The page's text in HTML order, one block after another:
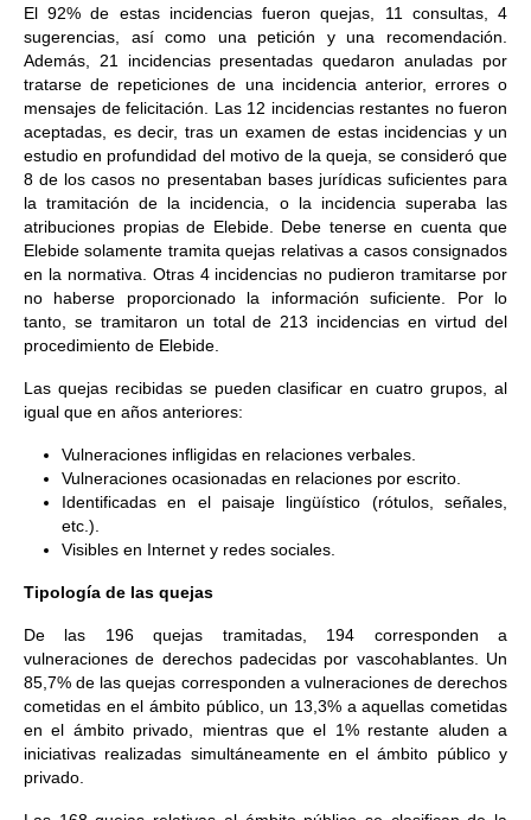
El 92% de estas incidencias fueron quejas, 11 consultas, 4
sugerencias, así como una petición y una recomendación.
Además, 21 incidencias presentadas quedaron anuladas por
tratarse de repeticiones de una incidencia anterior, errores o
mensajes de felicitación. Las 12 incidencias restantes no fueron
aceptadas, es decir, tras un examen de estas incidencias y un
estudio en profundidad del motivo de la queja, se consideró que
8 de los casos no presentaban bases jurídicas suficientes para
la tramitación de la incidencia, o la incidencia superaba las
atribuciones propias de Elebide. Debe tenerse en cuenta que
Elebide solamente tramita quejas relativas a casos consignados
en la normativa. Otras 4 incidencias no pudieron tramitarse por
no haberse proporcionado la información suficiente. Por lo
tanto, se tramitaron un total de 213 incidencias en virtud del
procedimiento de Elebide.
Las quejas recibidas se pueden clasificar en cuatro grupos, al
igual que en años anteriores:
Vulneraciones infligidas en relaciones verbales.
Vulneraciones ocasionadas en relaciones por escrito.
Identificadas en el paisaje lingüístico (rótulos, señales,
etc.).
Visibles en Internet y redes sociales.
Tipología de las quejas
De las 196 quejas tramitadas, 194 corresponden a
vulneraciones de derechos padecidas por vascohablantes. Un
85,7% de las quejas corresponden a vulneraciones de derechos
cometidas en el ámbito público, un 13,3% a aquellas cometidas
en el ámbito privado, mientras que el 1% restante aluden a
iniciativas realizadas simultáneamente en el ámbito público y
privado.